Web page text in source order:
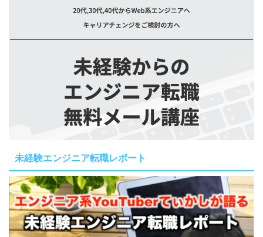
未経験エンジニア転職レポート